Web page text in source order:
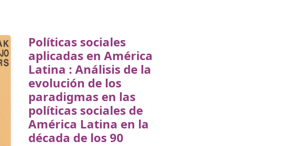
Políticas sociales
aplicadas en América
Latina : Análisis de la
evolución de los
paradigmas en las
políticas sociales de
América Latina en la
década de los 90